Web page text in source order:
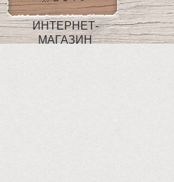
ИНТЕРНЕТ-
МАГАЗИН